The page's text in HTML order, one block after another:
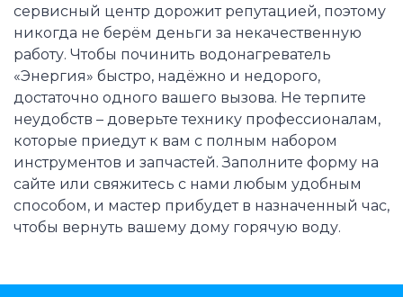
сервисный центр дорожит репутацией, поэтому
никогда не берём деньги за некачественную
работу. Чтобы починить водонагреватель
«Энергия» быстро, надёжно и недорого,
достаточно одного вашего вызова. Не терпите
неудобств – доверьте технику профессионалам,
которые приедут к вам с полным набором
инструментов и запчастей. Заполните форму на
сайте или свяжитесь с нами любым удобным
способом, и мастер прибудет в назначенный час,
чтобы вернуть вашему дому горячую воду.